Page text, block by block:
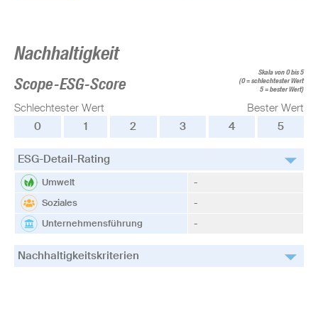
Nachhaltigkeit
Scope-ESG-Score
Skala von 0 bis 5
(0 = schlechtester Wert
5 = bester Wert)
Schlechtester Wert
Bester Wert
0
1 2 3 4 5
ESG-Detail-Rating
Umwelt
-
Soziales
-
Unternehmensführung
-
Nachhaltigkeitskriterien